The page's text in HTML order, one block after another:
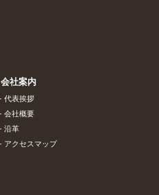
会社案内
代表挨拶
会社概要
沿革
アクセスマップ